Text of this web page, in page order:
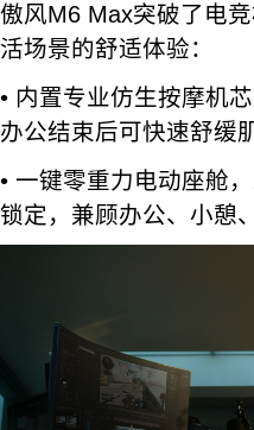
傲风M6 Max突破了电
活场景的舒适体验：
• 内置专业仿生按摩机
办公结束后可快速舒缓
• 一键零重力电动座舱
锁定，兼顾办公、小憩